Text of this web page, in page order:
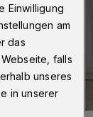
Einwilligung
am
das
falls
unseres
in unserer